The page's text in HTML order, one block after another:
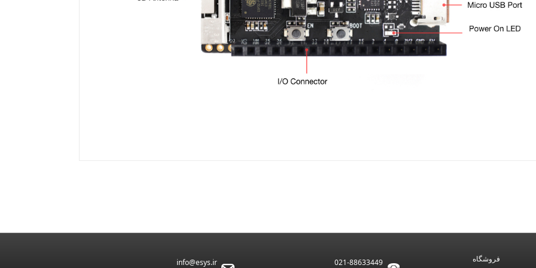
فروشگاه 021-88633449
info@esys.ir